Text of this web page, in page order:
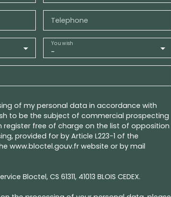
Telephone
-
You wish
of my personal data in accordance with
to be the subject of commercial prospecting
register free of charge on the list of opposition
provided for by Article L223-1 of the
www.bloctel.gouv.fr website or by mail
Bloctel, CS 61311, 41013 BLOIS CEDEX.